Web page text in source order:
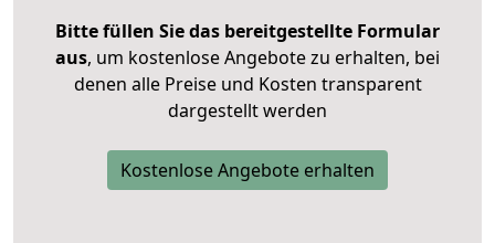
Bitte füllen Sie das bereitgestellte Formular
aus, um kostenlose Angebote zu erhalten, bei
denen alle Preise und Kosten transparent
dargestellt werden
Kostenlose Angebote erhalten